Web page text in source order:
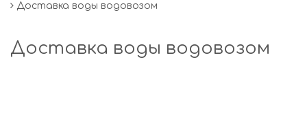
Доставка воды водовозом
Доставка воды водовозом